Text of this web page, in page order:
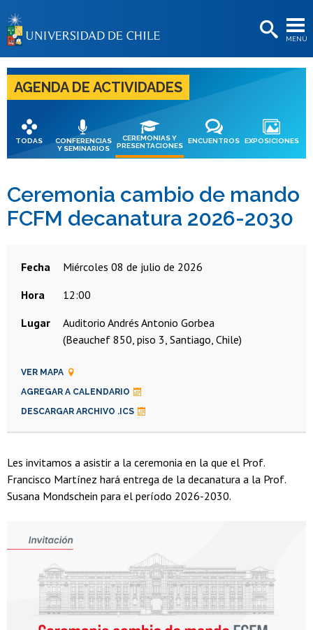
MENÚ
BIBLIOTECAS
LA UNIVERSIDAD
Postulantes
Estudiantes
Académicas/os
Funcionarias/os
Egresadas/os
AGENDA DE ACTIVIDADES
TODAS
CONFERENCIAS
Y SEMINARIOS
CEREMONIAS Y
PRESENTACIONES
ENCUENTROS EXPOSICIONES
Ceremonia cambio de mando
FCFM decanatura 2026-2030
Fecha
miércoles 08 de julio de 2026
Hora
12:00
Lugar
Auditorio Andrés Antonio Gorbea
(Beauchef 850, piso 3, Santiago, Chile)
VER MAPA
AGREGAR A CALENDARIO
DESCARGAR ARCHIVO .ICS
Les invitamos a asistir a la ceremonia en la que el Prof.
Francisco Martínez hará entrega de la decanatura a la Prof.
Susana Mondschein para el período 2026-2030.